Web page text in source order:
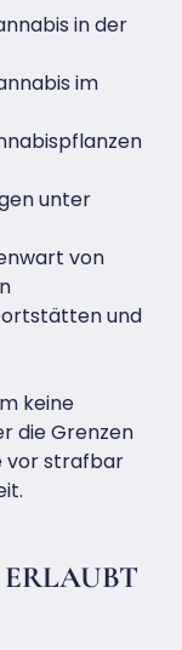
in der
im
unter
von
und
keine
die Grenzen
vor strafbar